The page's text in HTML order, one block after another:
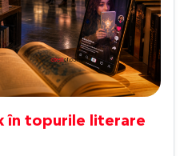
în topurile literare